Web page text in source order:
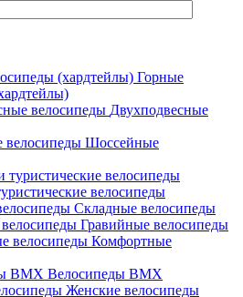
Горные
Двухподвесные
Шоссейные
велосипеды
Складные велосипеды
Гравийные велосипеды
Комфортные
Велосипеды BMX
Женские велосипеды